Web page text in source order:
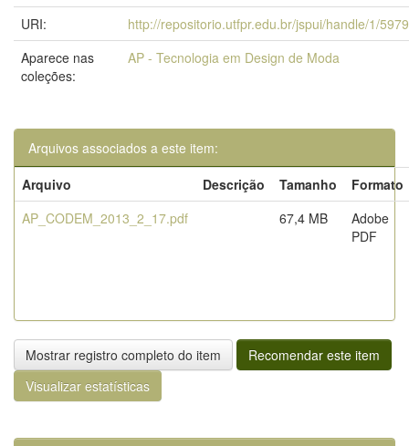
URI:
http://repositorio.utfpr.edu.br/jspui/handle/1/5979
Aparece nas
coleções:
AP - Tecnologia em Design de Moda
Arquivos associados a este item:
Arquivo
Descrição Tamanho
Formato
AP_CODEM_2013_2_17.pdf
67,4 MB
Adobe
PDF
Mostrar registro completo do item
Recomendar este item
Visualizar estatísticas